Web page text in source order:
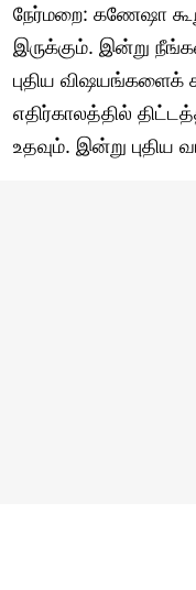
நேர்மறை: கணேஷா
இருக்கும். இன்று
புதிய
எதிர்காலத்தில்
உதவும். இன்று புதிய